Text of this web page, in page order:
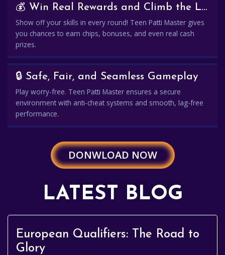
💰 Win Real Rewards and Climb the Leaderboard
Show off your skills in every round! Teen Patti Master gives
you chances to earn chips, bonuses, and even real cash
prizes.
🔒 Safe, Fair, and Seamless Gameplay
Play worry-free. Teen Patti Master ensures a secure
environment with anti-cheat systems and smooth, lag-free
performance.
DONWLOAD NOW
LATEST BLOG
European Qualifiers: The Road to
Glory